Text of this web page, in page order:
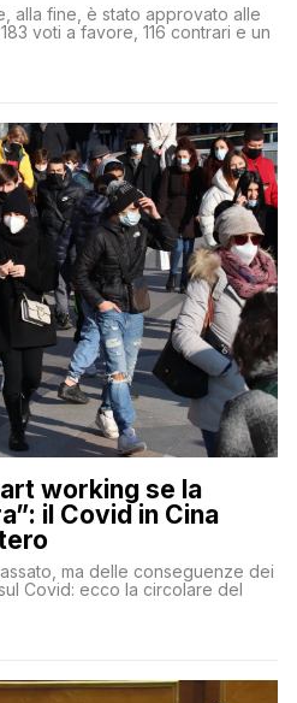
alla fine, è stato approvato alle
voti a favore, 116 contrari e un
working se la
il Covid in Cina
ma delle conseguenze dei
Covid: ecco la circolare del